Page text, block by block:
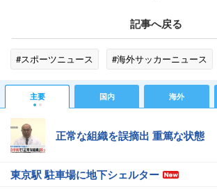
記事へ戻る
#スポーツニュース #海外サッカーニュース
主要 国内 海外
正常な組織を誤摘出 重篤な状態
東京駅 駐車場に地下シェルター